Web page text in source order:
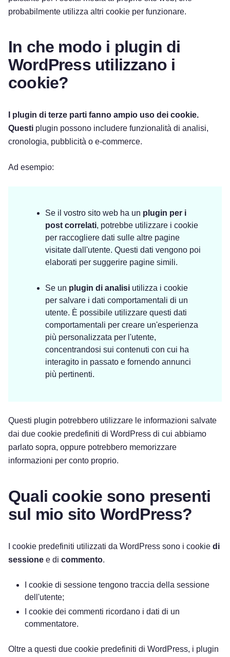
probabilmente utilizza altri cookie per funzionare.
In che modo i plugin di
WordPress utilizzano i
cookie?
I plugin di terze parti fanno ampio uso dei cookie.
Questi plugin possono includere funzionalità di analisi,
cronologia, pubblicità o e-commerce.
Ad esempio:
Se il vostro sito web ha un plugin per i
post correlati, potrebbe utilizzare i cookie
per raccogliere dati sulle altre pagine
visitate dall'utente. Questi dati vengono poi
elaborati per suggerire pagine simili.
Se un plugin di analisi utilizza i cookie
per salvare i dati comportamentali di un
utente. È possibile utilizzare questi dati
comportamentali per creare un'esperienza
più personalizzata per l'utente,
concentrandosi sui contenuti con cui ha
interagito in passato e fornendo annunci
più pertinenti.
Questi plugin potrebbero utilizzare le informazioni salvate
dai due cookie predefiniti di WordPress di cui abbiamo
parlato sopra, oppure potrebbero memorizzare
informazioni per conto proprio.
Quali cookie sono presenti
sul mio sito WordPress?
I cookie predefiniti utilizzati da WordPress sono i cookie di
sessione e di commento.
I cookie di sessione tengono traccia della sessione
dell'utente;
I cookie dei commenti ricordano i dati di un
commentatore.
Oltre a questi due cookie predefiniti di WordPress, i plugin